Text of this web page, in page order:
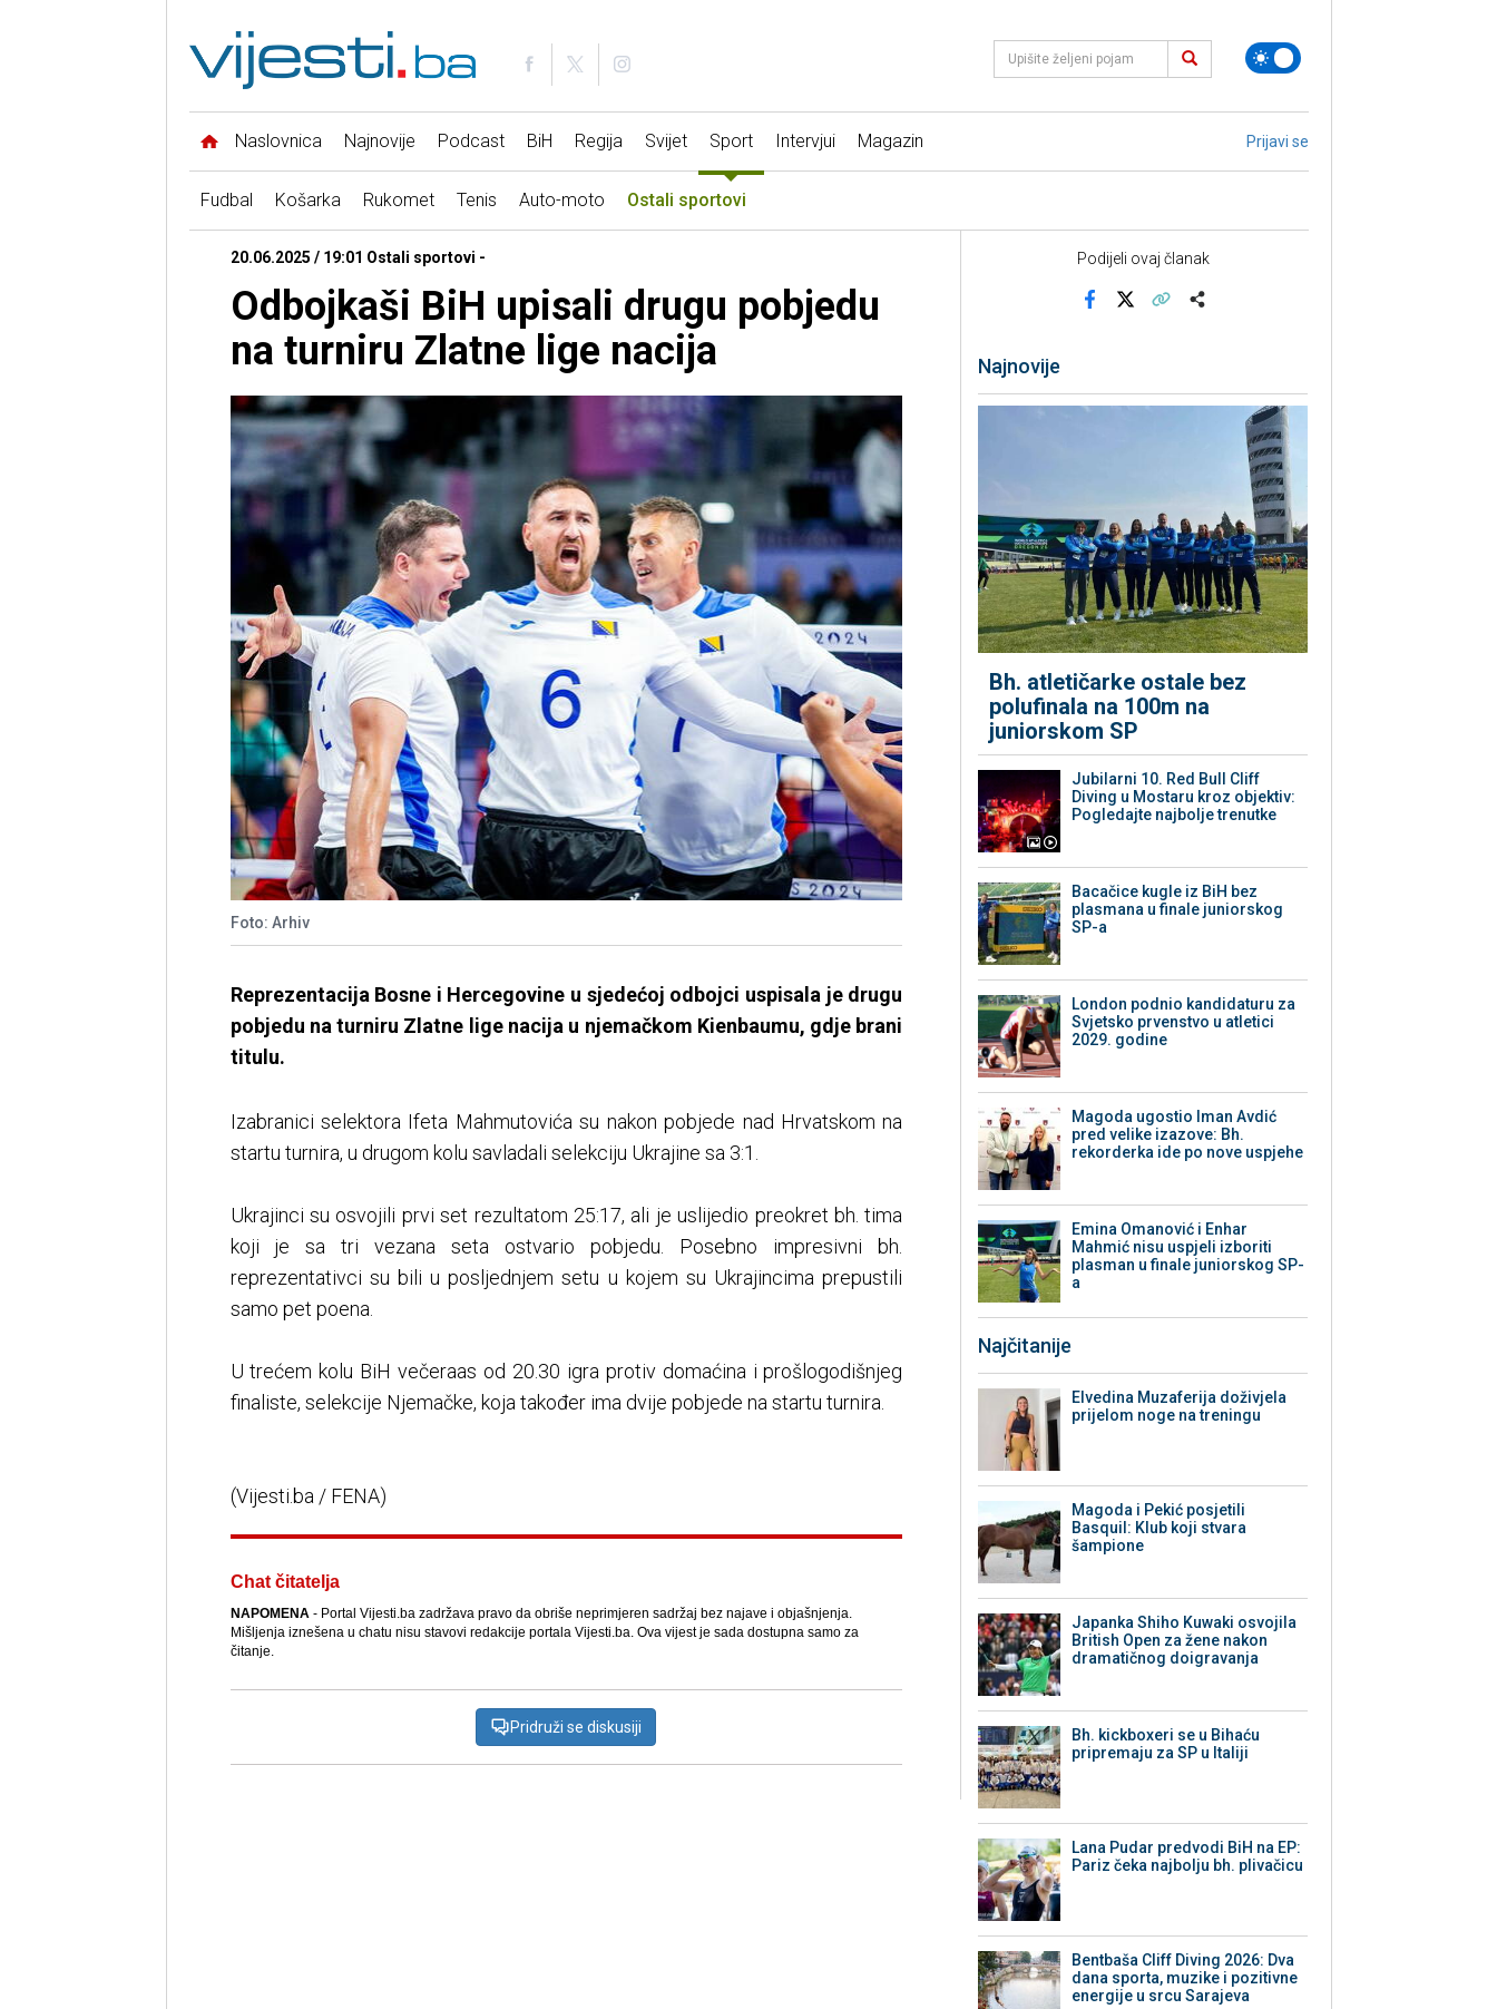
Naslovnica Najnovije Podcast BiH Regija Svijet Sport Intervjui Magazin Prijavi se
Fudbal Košarka Rukomet Tenis Auto-moto Ostali sportovi
20.06.2025 / 19:01 Ostali sportovi -
Odbojkaši BiH upisali drugu pobjedu
na turniru Zlatne lige nacija
Foto: Arhiv
Reprezentacija Bosne i Hercegovine u sjedećoj odbojci uspisala je drugu
pobjedu na turniru Zlatne lige nacija u njemačkom Kienbaumu, gdje brani
titulu.
Izabranici selektora Ifeta Mahmutovića su nakon pobjede nad Hrvatskom na
startu turnira, u drugom kolu savladali selekciju Ukrajine sa 3:1.
Ukrajinci su osvojili prvi set rezultatom 25:17, ali je uslijedio preokret bh. tima
koji je sa tri vezana seta ostvario pobjedu. Posebno impresivni bh.
reprezentativci su bili u posljednjem setu u kojem su Ukrajincima prepustili
samo pet poena.
U trećem kolu BiH večeraas od 20.30 igra protiv domaćina i prošlogodišnjeg
finaliste, selekcije Njemačke, koja također ima dvije pobjede na startu turnira.
(Vijesti.ba / FENA)
Chat čitatelja
NAPOMENA- Portal Vijesti.ba zadržava pravo da obriše neprimjeren sadržaj bez najave i objašnjenja.
Mišljenja iznešena u chatu nisu stavovi redakcije portala Vijesti.ba. Ova vijest je sada dostupna samo za
čitanje.
Pridruži se diskusiji
Podijeli ovaj članak
Najnovije
Bh. atletičarke ostale bez
polufinala na 100m na
juniorskom SP
Jubilarni 10. Red Bull Cliff
Diving u Mostaru kroz objektiv:
Pogledajte najbolje trenutke
Bacačice kugle iz BiH bez
plasmana u finale juniorskog
SP-a
London podnio kandidaturu za
Svjetsko prvenstvo u atletici
2029. godine
Magoda ugostio Iman Avdić
pred velike izazove: Bh.
rekorderka ide po nove uspjehe
Emina Omanović i Enhar
Mahmić nisu uspjeli izboriti
plasman u finale juniorskog SP-
a
Najčitanije
Elvedina Muzaferija doživjela
prijelom noge na treningu
Magoda i Pekić posjetili
Basquil: Klub koji stvara
šampione
Japanka Shiho Kuwaki osvojila
British Open za žene nakon
dramatičnog doigravanja
Bh. kickboxeri se u Bihaću
pripremaju za SP u Italiji
Lana Pudar predvodi BiH na EP:
Pariz čeka najbolju bh. plivačicu
Bentbaša Cliff Diving 2026: Dva
dana sporta, muzike i pozitivne
energije u srcu Sarajeva